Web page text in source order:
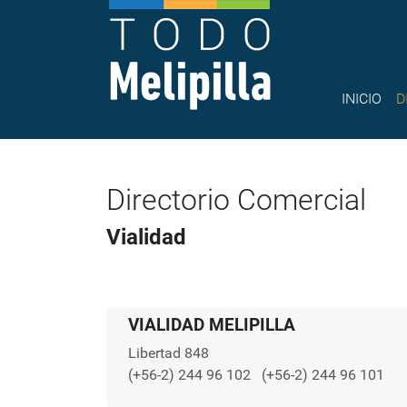
INICIO
Directorio Comercial
Vialidad
VIALIDAD MELIPILLA
Libertad 848
(+56-2) 244 96 102
(+56-2) 244 96 101